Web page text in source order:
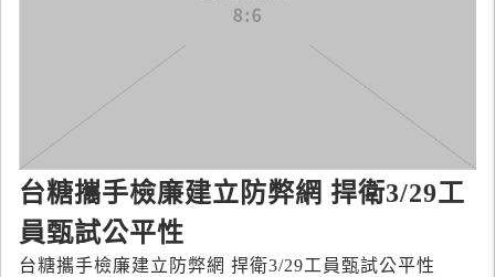
台糖攜手檢廉建立防弊網 捍衛3/29工
員甄試公平性
台糖攜手檢廉建立防弊網 捍衛3/29工員甄試公平性